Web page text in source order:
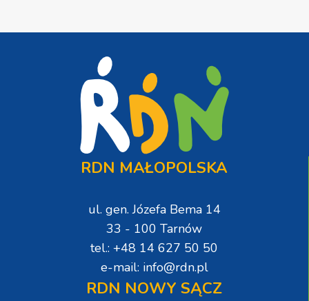
RDN MAŁOPOLSKA
ul. gen. Józefa Bema 14
33 - 100 Tarnów
tel.: +48 14 627 50 50
e-mail: info@rdn.pl
RDN NOWY SĄCZ